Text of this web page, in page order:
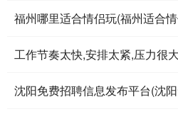
福州哪里适合情侣玩(福州适合
工作节奏太快,安排太紧,压力很
沈阳免费招聘信息发布平台(沈